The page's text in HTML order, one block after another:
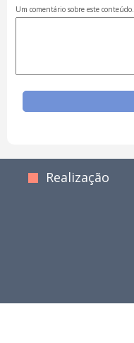
Um comentário sobre este conteúdo.
Realização